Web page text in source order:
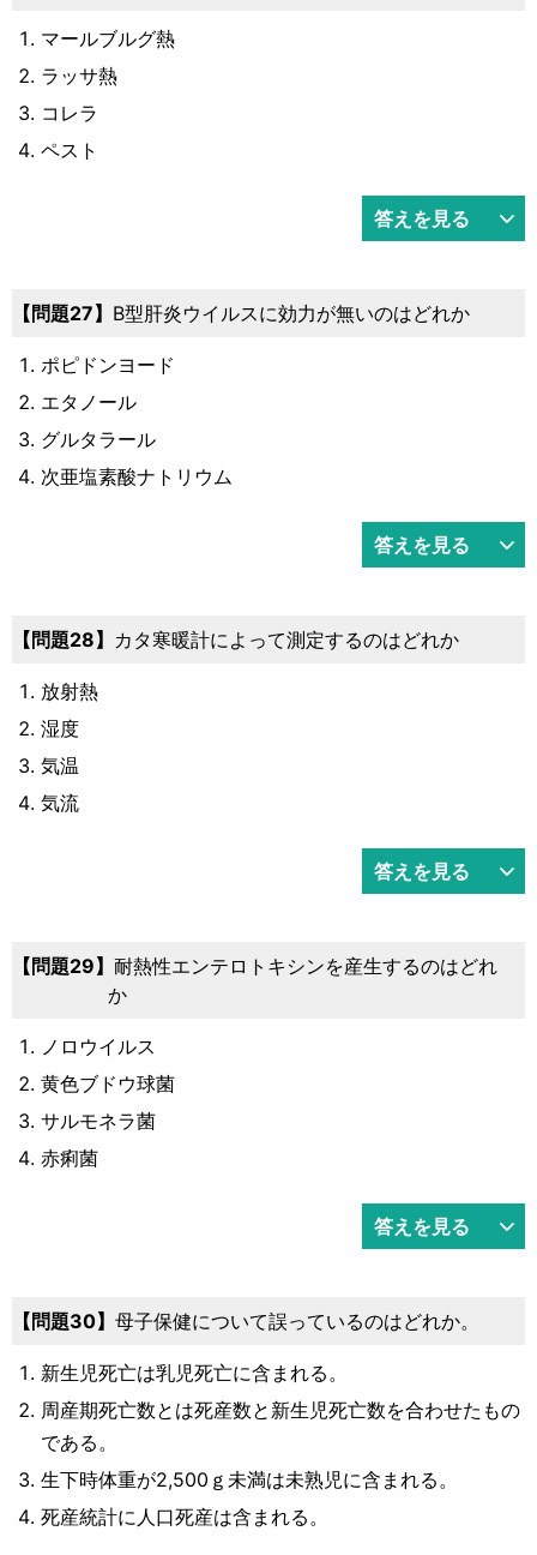
マールブルグ熱
ラッサ熱
コレラ
ペスト
答えを見る
27 B型肝炎ウイルスに効力が無いのはどれか
ポピドンヨード
エタノール
グルタラール
次亜塩素酸ナトリウム
答えを見る
28 カタ寒暖計によって測定するのはどれか
放射熱
湿度
気温
気流
答えを見る
29
耐熱性エンテロトキシンを産生するのはどれ
か
ノロウイルス
黄色ブドウ球菌
サルモネラ菌
赤痢菌
答えを見る
30 母子保健について誤っているのはどれか。
新生児死亡は乳児死亡に含まれる。
周産期死亡数とは死産数と新生児死亡数を合わせたもの
である。
生下時体重が2,500ｇ未満は未熟児に含まれる。
死産統計に人口死産は含まれる。